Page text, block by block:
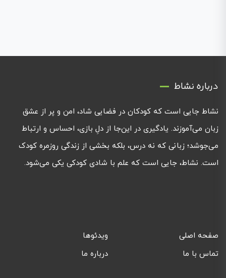
درباره نشاط
نشاط جایی است که کودکان در فضایی شاد، امن و پر از عشق
زبان می‌آموزند. یادگیری در این‌جا از دلِ بازی، احساس و ارتباط
می‌جوشد؛ زبانی که نه درس، بلکه بخشی از زندگی روزمره کودک
است. نشاط، جایی است که علم با شادی کودکی یکی می‌شود.
صفحه اصلی
ویدئوها
تماس با ما
درباره ما